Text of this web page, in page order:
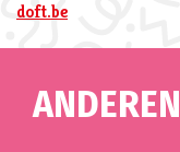
doft.be